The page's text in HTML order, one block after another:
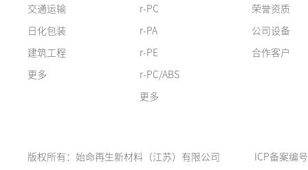
交通运输
日化包装
建筑工程
更多
r-PC
r-PA
r-PE
r-PC/ABS
更多
荣誉资质
公司设备
合作客户
版权所有：始命再生新材料（江苏）有限公司 ICP备案编